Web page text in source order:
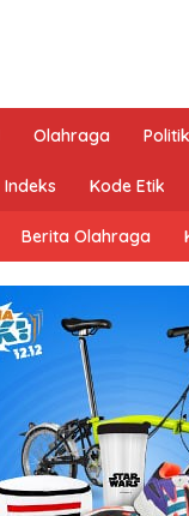
Olahraga Politik
Indeks Kode Etik
Berita Olahraga